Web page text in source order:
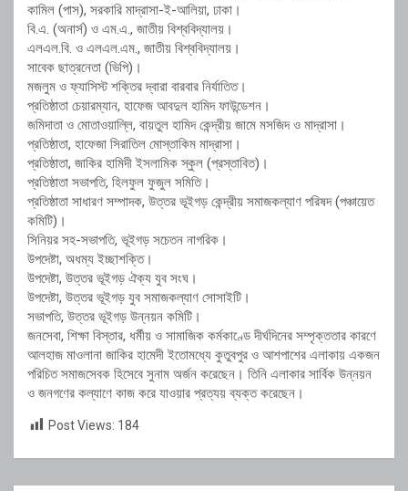
কামিল (পাস), সরকারি মাদ্রাসা-ই-আলিয়া, ঢাকা।
বি.এ. (অনার্স) ও এম.এ., জাতীয় বিশ্ববিদ্যালয়।
এলএল.বি. ও এলএল.এম., জাতীয় বিশ্ববিদ্যালয়।
সাবেক ছাত্রনেতা (ভিপি)।
মজলুম ও ফ্যাসিস্ট শক্তির দ্বারা বারবার নির্যাতিত।
প্রতিষ্ঠাতা চেয়ারম্যান, হাফেজ আবদুল হামিদ ফাউন্ডেশন।
জমিদাতা ও মোতাওয়াল্লি, বায়তুল হামিদ কেন্দ্রীয় জামে মসজিদ ও মাদ্রাসা।
প্রতিষ্ঠাতা, হাফেজা সিরাতিল মোস্তাকিম মাদ্রাসা।
প্রতিষ্ঠাতা, জাকির হামিদী ইসলামিক স্কুল (প্রস্তাবিত)।
প্রতিষ্ঠাতা সভাপতি, হিলফুল ফুজুল সমিতি।
প্রতিষ্ঠাতা সাধারণ সম্পাদক, উত্তর ভূইগড় কেন্দ্রীয় সমাজকল্যাণ পরিষদ (পঞ্চায়েত
কমিটি)।
সিনিয়র সহ-সভাপতি, ভূইগড় সচেতন নাগরিক।
উপদেষ্টা, অধম্য ইচ্ছাশক্তি।
উপদেষ্টা, উত্তর ভূইগড় ঐক্য যুব সংঘ।
উপদেষ্টা, উত্তর ভূইগড় যুব সমাজকল্যাণ সোসাইটি।
সভাপতি, উত্তর ভূইগড় উন্নয়ন কমিটি।
জনসেবা, শিক্ষা বিস্তার, ধর্মীয় ও সামাজিক কর্মকাণ্ডে দীর্ঘদিনের সম্পৃক্ততার কারণে
আলহাজ মাওলানা জাকির হামেদী ইতোমধ্যে কুতুবপুর ও আশপাশের এলাকায় একজন
পরিচিত সমাজসেবক হিসেবে সুনাম অর্জন করেছেন। তিনি এলাকার সার্বিক উন্নয়ন
ও জনগণের কল্যাণে কাজ করে যাওয়ার প্রত্যয় ব্যক্ত করেছেন।
Post Views: 184